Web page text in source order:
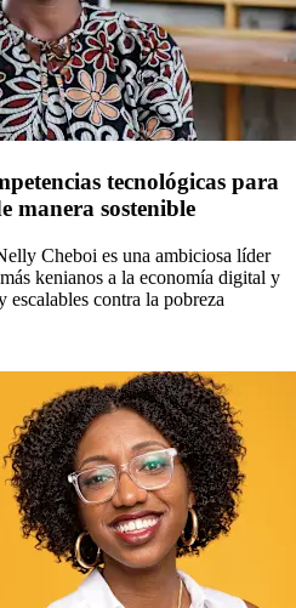
tecnológicas para
manera sostenible
Cheboi es una ambiciosa líder
kenianos a la economía digital y
escalables contra la pobreza